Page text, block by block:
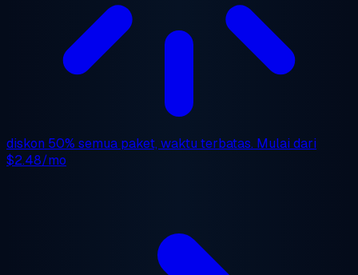
diskon 50% semua paket, waktu terbatas. Mulai dari
$2.48/mo